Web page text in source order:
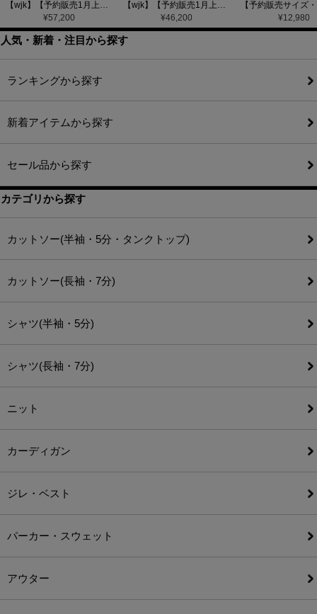
【wjk】【予約販売1月上旬～中旬入荷】function knit jacket(jacquard check) ニットジャケット(207 mw08j)
¥57,200
【wjk】【予約販売1月上旬～中旬入荷】function knit easy slacks(jacquard check) ニットイージーパンツ(504 mw08j)
¥46,200 ¥12,980
人気・新着・注目から探す
ランキングから探す
新着アイテムから探す
セール品から探す
カテゴリから探す
カットソー(半袖・5分・タンクトップ)
カットソー(長袖・7分)
シャツ(半袖・5分)
シャツ(長袖・7分)
ニット
カーディガン
ジレ・ベスト
パーカー・スウェット
アウター